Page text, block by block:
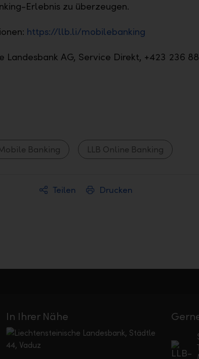
Erlebnis zu überzeugen.
https://llb.li/mobilebanking
Landesbank AG, Service Direkt, +423 236
Banking LLB Online Banking
Teilen Drucken
In Ihrer Nähe